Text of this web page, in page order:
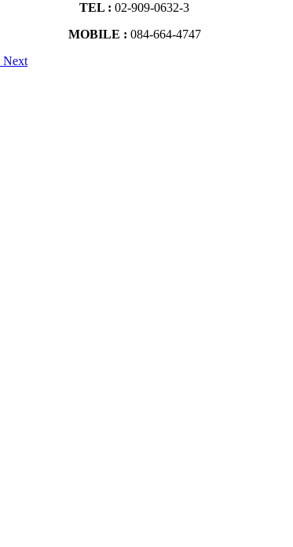
TEL : 02-909-0632-3
MOBILE : 084-664-4747
Next